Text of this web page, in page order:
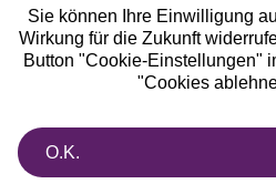
Sie können Ihre Einwilligung
Wirkung für die Zukunft
Button "Cookie-Einstellungen"
"Cookies
O.K.